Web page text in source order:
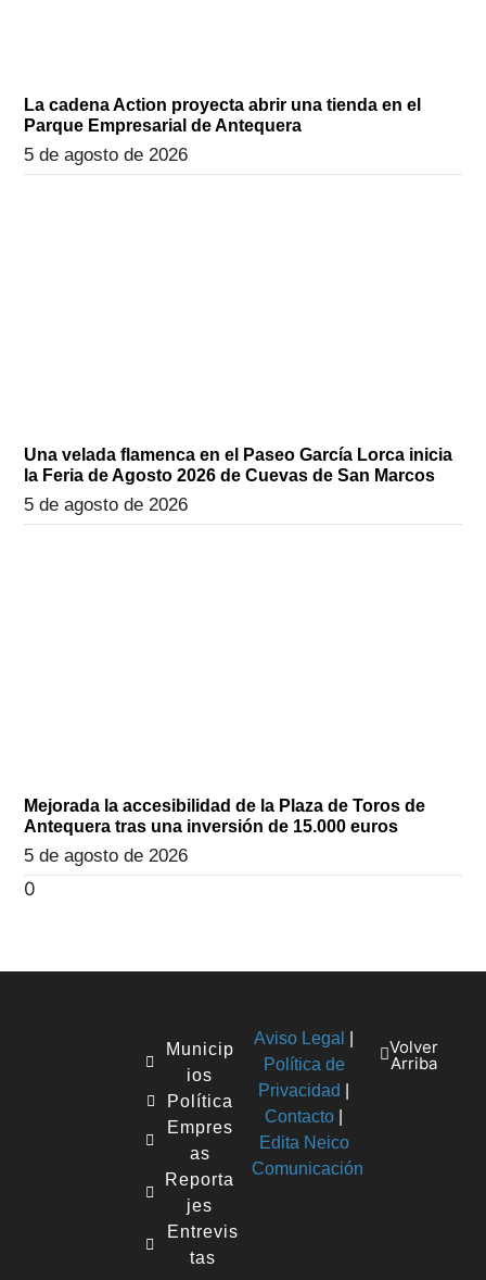
La cadena Action proyecta abrir una tienda en el
Parque Empresarial de Antequera
5 de agosto de 2026
Una velada flamenca en el Paseo García Lorca inicia
la Feria de Agosto 2026 de Cuevas de San Marcos
5 de agosto de 2026
Mejorada la accesibilidad de la Plaza de Toros de
Antequera tras una inversión de 15.000 euros
5 de agosto de 2026
Municip
ios
Política
Empres
as
Reporta
jes
Entrevis
tas
Aviso Legal
Política de
Privacidad
Contacto
Edita Neico
Comunicación
Volver
Arriba